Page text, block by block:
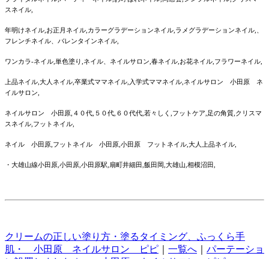
スネイル,
年明けネイル,お正月ネイル,カラーグラデーションネイル,ラメグラデーションネイル,、
フレンチネイル、バレンタインネイル,
ワンカラ‐ネイル,単色塗り,ネイル、ネイルサロン,春ネイル,お花ネイル,フラワーネイル,
上品ネイル,大人ネイル,卒業式ママネイル,入学式ママネイル,ネイルサロン 小田原 ネ
イルサロン,
ネイルサロン 小田原,４０代,５０代,６０代代,若々しく,フットケア,足の角質,クリスマ
スネイル,フットネイル,
ネイル 小田原,フットネイル 小田原,小田原 フットネイル,大人上品ネイル,
・大雄山線小田原,小田原,小田原駅,扇町井細田,飯田岡,大雄山,相模沼田,
クリームの正しい塗り方・塗るタイミング、ふっくら手
肌・ 小田原 ネイルサロン ピピ
一覧へ
パーテーショ